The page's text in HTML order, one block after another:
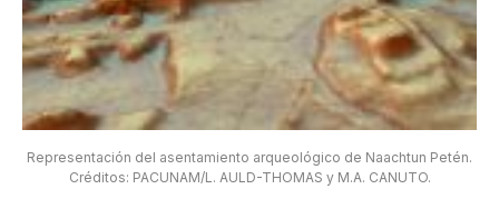
Representación del asentamiento arqueológico de Naachtun Petén.
Créditos: PACUNAM/L. AULD-THOMAS y M.A. CANUTO.